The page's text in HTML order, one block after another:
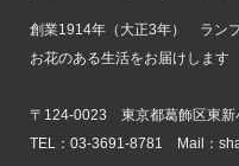
創業1914年（大正3年） ラン
お花のある生活をお届けします
〒124-0023 東京都葛飾区東新
TEL：03-3691-8781 Mail：